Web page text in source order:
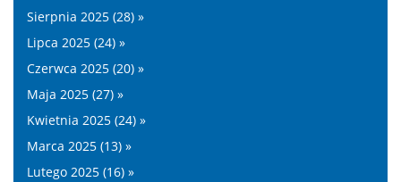
Sierpnia 2025 (28) »
Lipca 2025 (24) »
Czerwca 2025 (20) »
Maja 2025 (27) »
Kwietnia 2025 (24) »
Marca 2025 (13) »
Lutego 2025 (16) »